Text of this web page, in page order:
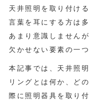
天井照明を取り付け
言葉を耳にする方は
あまり意識しません
欠かせない要素の一つ
本記事では、天井照
リングとは何か、ど
際に照明器具を取り